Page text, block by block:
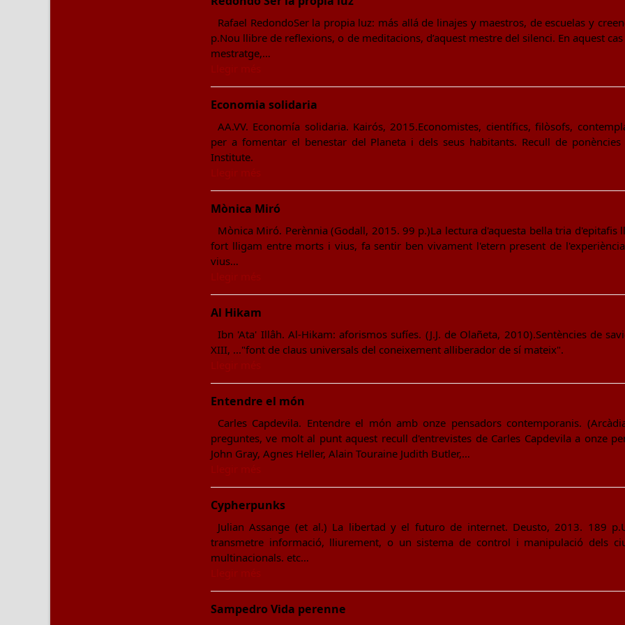
Rafael RedondoSer la propia luz: más allá de linajes y maestros, de escuelas y
p.Nou llibre de reflexions, o de meditacions, d’aquest mestre del silenci. En aquest
mestratge,…
Economia solidaria
AA.VV. Economía solidaria. Kairós, 2015.Economistes, científics, filòsofs,
per a fomentar el benestar del Planeta i dels seus habitants. Recull de
Institute.
Mònica Miró
Mònica Miró. Perènnia (Godall, 2015. 99 p.)La lectura d'aquesta bella tria d'epitafis
fort lligam entre morts i vius, fa sentir ben vivament l'etern present de
vius…
Al Hikam
Ibn 'Ata' Illâh. Al-Hikam: aforismos sufíes. (J.J. de Olañeta, 2010).Sentències de
XIII, ..."font de claus universals del coneixement alliberador de sí mateix".
Entendre el món
Carles Capdevila. Entendre el món amb onze pensadors contemporanis.
preguntes, ve molt al punt aquest recull d'entrevistes de Carles Capdevila a onze
John Gray, Agnes Heller, Alain Touraine Judith Butler,…
Cypherpunks
Julian Assange (et al.) La libertad y el futuro de internet. Deusto, 2013. 189
transmetre informació, lliurement, o un sistema de control i manipulació dels
multinacionals. etc…
Sampedro Vida perenne